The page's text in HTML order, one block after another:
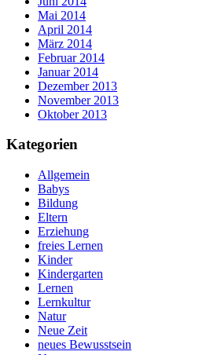
Mai 2014
April 2014
März 2014
Februar 2014
Januar 2014
Dezember 2013
November 2013
Oktober 2013
Kategorien
Allgemein
Babys
Bildung
Eltern
Erziehung
freies Lernen
Kinder
Kindergarten
Lernen
Lernkultur
Natur
Neue Zeit
neues Bewusstsein